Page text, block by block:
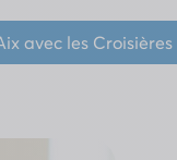
avec les